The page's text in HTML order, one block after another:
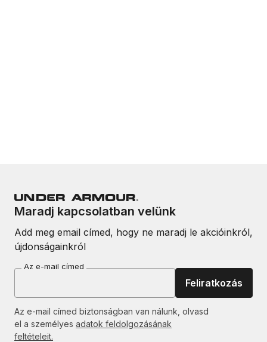
Maradj kapcsolatban velünk
Add meg email címed, hogy ne maradj le akcióinkról,
újdonságainkról
Az e-mail címed
Feliratkozás
Az e-mail címed biztonságban van nálunk, olvasd
el a személyes adatok feldolgozásának
feltételeit.